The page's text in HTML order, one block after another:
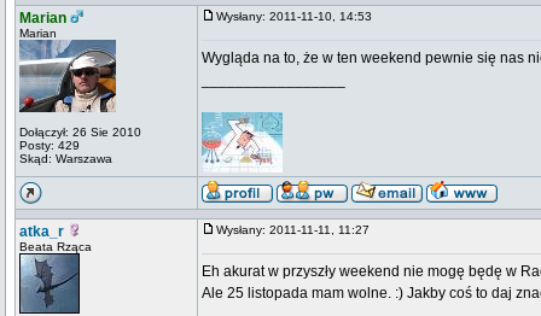
Marian
Marian
Dołączył: 26 Sie 2010
Posty: 429
Skąd: Warszawa
Wysłany: 2011-11-10, 14:53
Wygląda na to, że w ten weekend pewnie się nas
atka_r
Beata Rząca
Wysłany: 2011-11-11, 11:27
Eh akurat w przyszły weekend nie mogę będę w
Ale 25 listopada mam wolne. :) Jakby coś to daj